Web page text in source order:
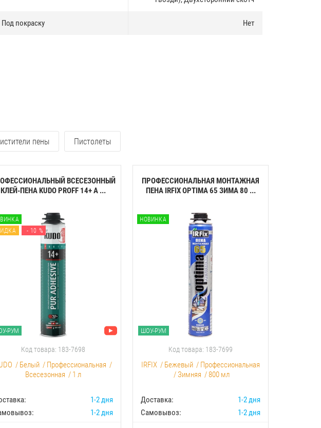
Под покраску Нет
пены Пистолеты
ВСЕСЕЗОННЫЙ
КЛЕЙ-ПЕНА KUDO PROFF 14+ A ...
- 10 %
РУМ
Код товара: 183-7698
/ Белый / Профессиональная /
Всесезонная / 1 л
1-2 дня
1-2 дня
ПРОФЕССИОНАЛЬНАЯ МОНТАЖНАЯ
ПЕНА IRFIX OPTIMA 65 ЗИМА 80 ...
НОВИНКА
ШОУ-РУМ
Код товара: 183-7699
IRFIX / Бежевый / Профессиональная
/Зимняя /800 мл
Доставка:
1-2 дня
Самовывоз:
1-2 дня